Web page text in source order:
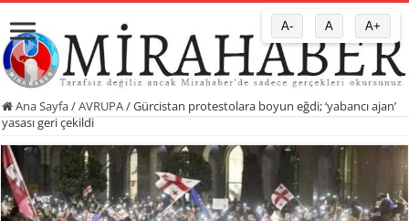
Ana Sayfa/AVRUPA/Gürcistan protestolara boyun eğdi; ‘yabancı ajan’
yasası geri çekildi
A- A A+